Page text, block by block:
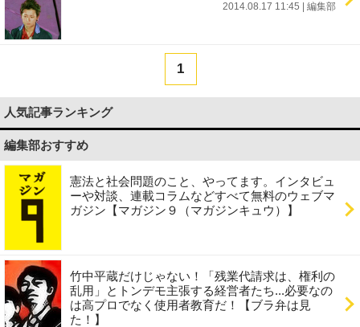
2014.08.17 11:45 編集部
1
人気記事ランキング
編集部おすすめ
憲法と社会問題のこと、やってます。インタビュ
ーや対談、連載コラムなどすべて無料のウェブマ
ガジン【マガジン９（マガジンキュウ）】
竹中平蔵だけじゃない！「残業代請求は、権利の
乱用」とトンデモ主張する経営者たち...必要なの
は高プロでなく使用者教育だ！【ブラ弁は見
た！】